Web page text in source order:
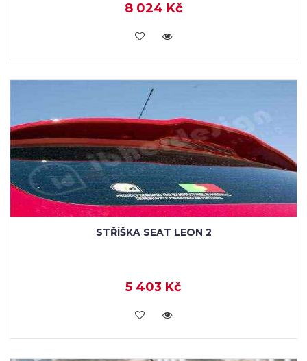
8 024 Kč
KOUPIT
STŘÍŠKA SEAT LEON 2
5 403 Kč
KOUPIT